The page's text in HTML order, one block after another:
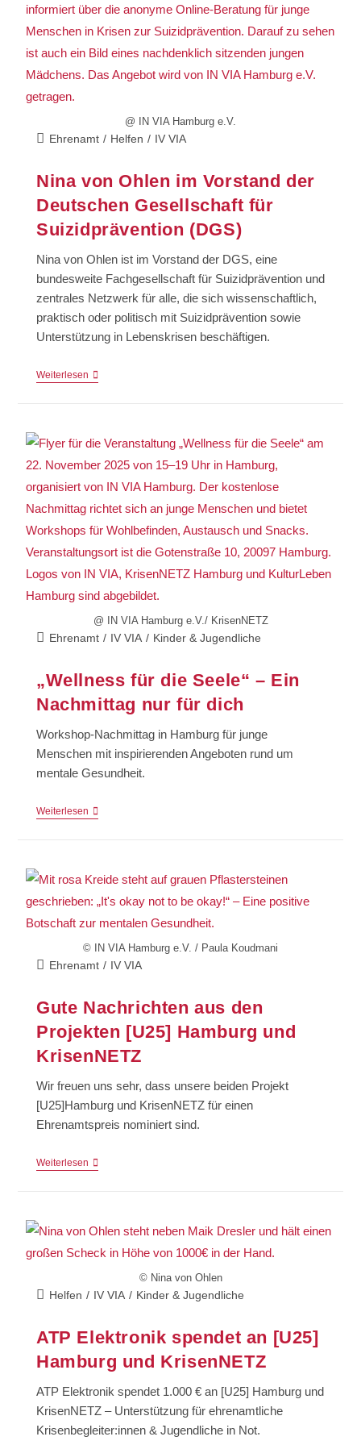
@ IN VIA Hamburg e.V.
Ehrenamt / Helfen / IV VIA
Nina von Ohlen im Vorstand der
Deutschen Gesellschaft für
Suizidprävention (DGS)
Nina von Ohlen ist im Vorstand der DGS, eine
bundesweite Fachgesellschaft für Suizidprävention und
zentrales Netzwerk für alle, die sich wissenschaftlich,
praktisch oder politisch mit Suizidprävention sowie
Unterstützung in Lebenskrisen beschäftigen.
Weiterlesen
@ IN VIA Hamburg e.V./ KrisenNETZ
Ehrenamt / IV VIA / Kinder & Jugendliche
„Wellness für die Seele“ – Ein
Nachmittag nur für dich
Workshop-Nachmittag in Hamburg für junge
Menschen mit inspirierenden Angeboten rund um
mentale Gesundheit.
Weiterlesen
© IN VIA Hamburg e.V. / Paula Koudmani
Ehrenamt / IV VIA
Gute Nachrichten aus den
Projekten [U25] Hamburg und
KrisenNETZ
Wir freuen uns sehr, dass unsere beiden Projekt
[U25]Hamburg und KrisenNETZ für einen
Ehrenamtspreis nominiert sind.
Weiterlesen
© Nina von Ohlen
Helfen / IV VIA / Kinder & Jugendliche
ATP Elektronik spendet an [U25]
Hamburg und KrisenNETZ
ATP Elektronik spendet 1.000 € an [U25] Hamburg und
KrisenNETZ – Unterstützung für ehrenamtliche
Krisenbegleiter:innen & Jugendliche in Not.